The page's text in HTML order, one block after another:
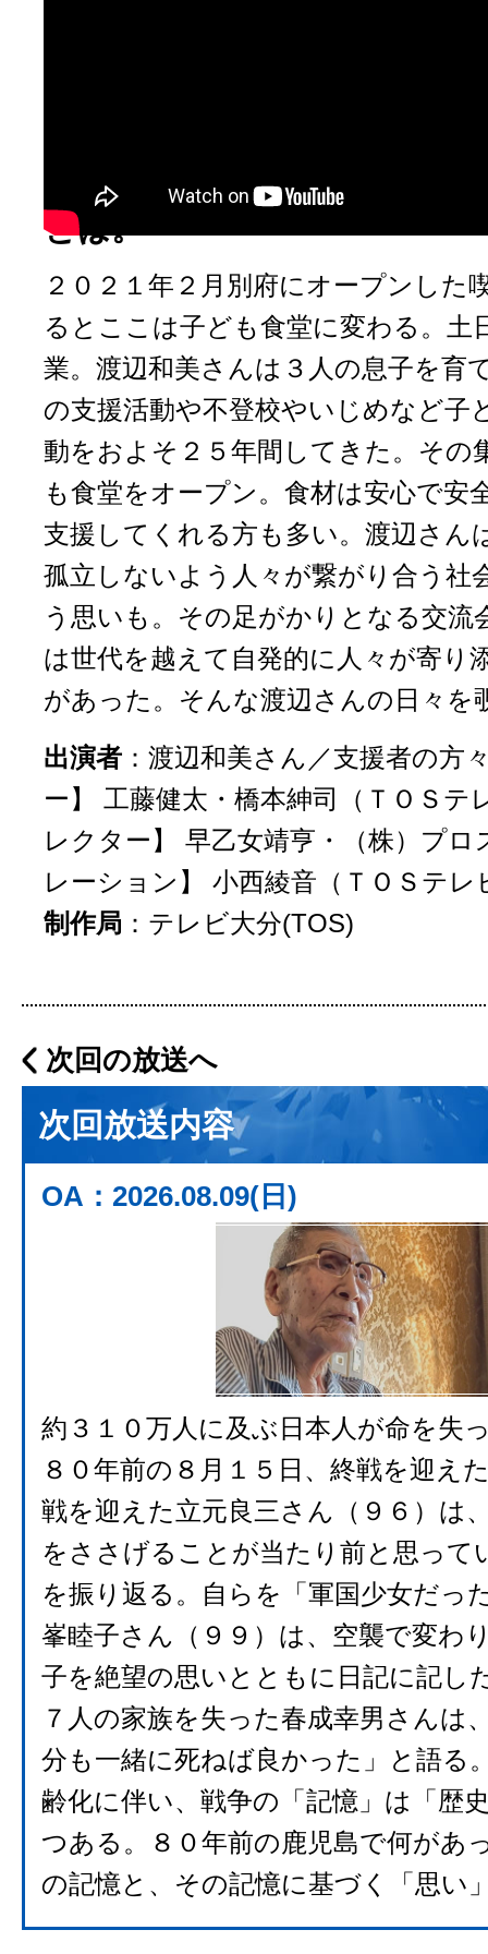
めに子ども食堂を運営する
とは。
２０２１年２月別府にオープンした
るとここは子ども食堂に変わる。土
業。渡辺和美さんは３人の息子を育
の支援活動や不登校やいじめなど子
動をおよそ２５年間してきた。その
も食堂をオープン。食材は安心で安
支援してくれる方も多い。渡辺さん
孤立しないよう人々が繋がり合う社
う思いも。その足がかりとなる交流
は世代を越えて自発的に人々が寄り
があった。そんな渡辺さんの日々を
出演者 ：渡辺和美さん／支援者の方
ー】 工藤健太・橋本紳司（ＴＯＳテ
レクター】 早乙女靖亨・（株）プ
レーション】 小西綾音（ＴＯＳテレ
制作局 ： テレビ大分(TOS)
次回の放送へ
次回放送内容
OA：2026.08.09(日)
約３１０万人に及ぶ日本人が命を失
８０年前の８月１５日、終戦を迎え
戦を迎えた立元良三さん（９６）は
をささげることが当たり前と思って
を振り返る。自らを「軍国少女だっ
峯睦子さん（９９）は、空襲で変わ
子を絶望の思いとともに日記に記し
７人の家族を失った春成幸男さんは
分も一緒に死ねば良かった」と語る
齢化に伴い、戦争の「記憶」は「歴
つある。８０年前の鹿児島で何があ
の記憶と、その記憶に基づく「思い